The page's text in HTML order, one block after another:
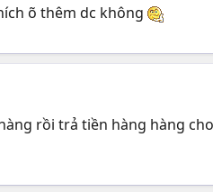
õ thêm dc không
rồi trả tiền hàng hàng